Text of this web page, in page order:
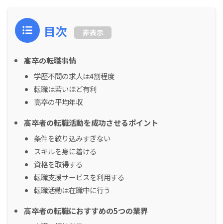
目次 非表示
高卒の転職事情
学歴不問の求人は4割程度
転職は若いほど有利
高卒の平均年収
高卒者の転職活動を成功させるポイント
条件を絞り込みすぎない
スキルを身に着ける
資格を取得する
転職支援サービスを利用する
転職活動は在職中に行う
高卒者の転職におすすめの5つの業界